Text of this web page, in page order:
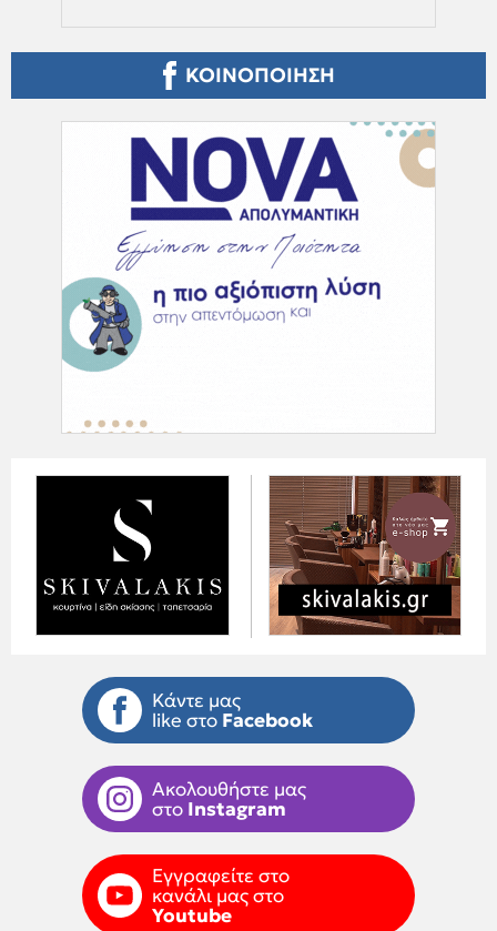
ΚΟΙΝΟΠΟΙΗΣΗ
Κάντε μας
like στο Facebook
Ακολουθήστε μας
στο Instagram
Εγγραφείτε στο
κανάλι μας στο
Youtube